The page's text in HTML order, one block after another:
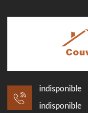
indisponible
indisponible